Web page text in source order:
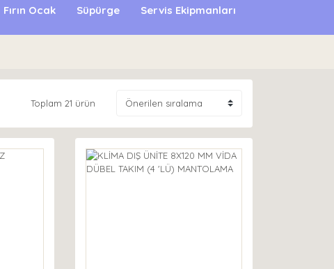
Fırın Ocak Süpürge Servis Ekipmanları
Toplam 21 ürün